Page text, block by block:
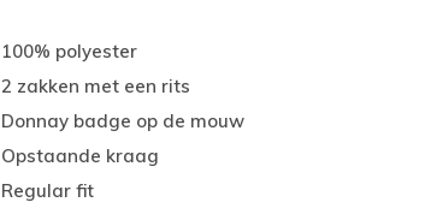
100% polyester
2 zakken met een rits
Donnay badge op de mouw
Opstaande kraag
Regular fit